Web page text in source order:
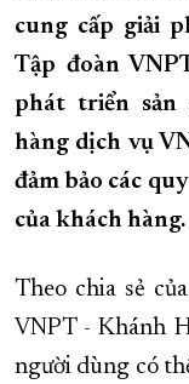
XÂY DỰNG KHÁNH
ĐẠI HỘI ĐẢNG CÁC
cung cấp giải
Tập đoàn
phát triển sản
hàng dịch vụ
đảm bảo các
của khách hàng.
Theo chia sẻ
VNPT - Khánh
người dùng có